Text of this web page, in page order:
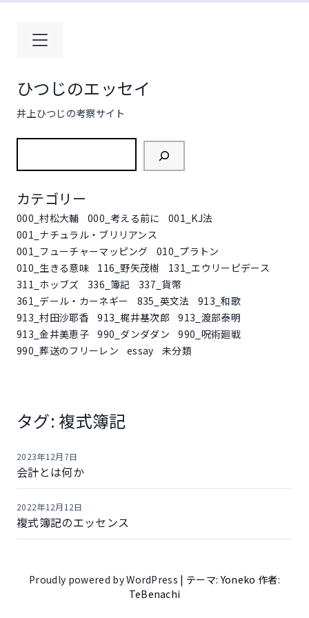
ひつじのエッセイ
井上ひつじの考察サイト
カテゴリー
000_村松大輔 000_考える前に
001_KJ法
001_ナチュラル・ブリリアンス
001_フューチャーマッピング
010_プラトン
010_生きる意味
116_野矢茂樹
131_エウリーピデース
311_ホッブズ
336_簿記
337_貨幣
361_デール・カーネギー
835_英文法
913_和歌
913_村田沙耶香
913_梶井基次郎
913_渡部泰明
913_金井美恵子
990_ダンダダン
990_呪術廻戦
990_葬送のフリーレン
essay 未分類
タグ: 複式簿記
会計とは何か
2023年12月7日
複式簿記のエッセンス
2022年12月12日
Proudly powered by WordPress | テーマ: Yoneko 作者:
TeBenachi